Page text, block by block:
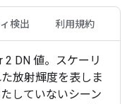
検出 利用規約
2 DN 値。スケーリ
放射輝度を表しま
していないシーン